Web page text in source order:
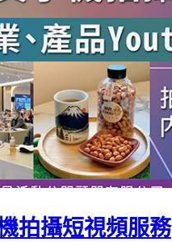
拍攝短視頻服務